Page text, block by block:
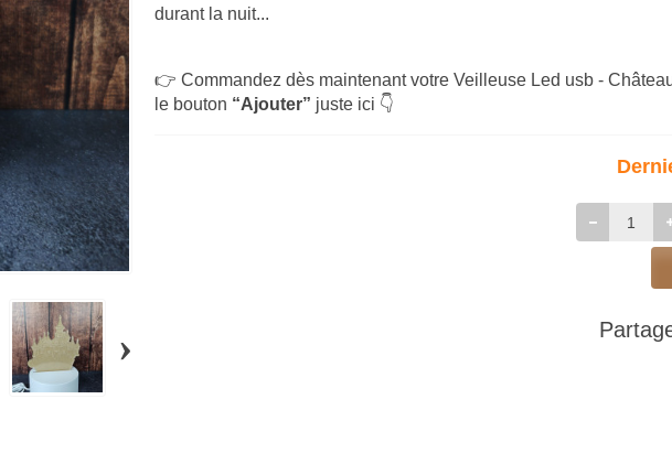
›
durant la nuit...
👉 Commandez dès maintenant votre Veilleuse Led usb -
le bouton “Ajouter” juste ici 👇